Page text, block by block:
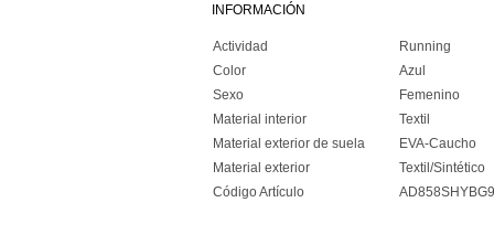
INFORMACIÓN
Actividad
Running
Color
Azul
Sexo
Femenino
Material interior
Textil
Material exterior de suela
EVA-Caucho
Material exterior
Textil/Sintético
Código Artículo